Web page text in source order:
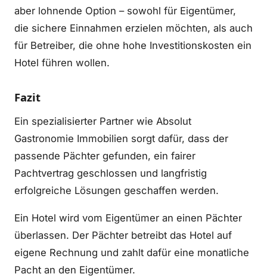
aber lohnende Option – sowohl für Eigentümer,
die sichere Einnahmen erzielen möchten, als auch
für Betreiber, die ohne hohe Investitionskosten ein
Hotel führen wollen.
Fazit
Ein spezialisierter Partner wie Absolut
Gastronomie Immobilien sorgt dafür, dass der
passende Pächter gefunden, ein fairer
Pachtvertrag geschlossen und langfristig
erfolgreiche Lösungen geschaffen werden.
Ein Hotel wird vom Eigentümer an einen Pächter
überlassen. Der Pächter betreibt das Hotel auf
eigene Rechnung und zahlt dafür eine monatliche
Pacht an den Eigentümer.